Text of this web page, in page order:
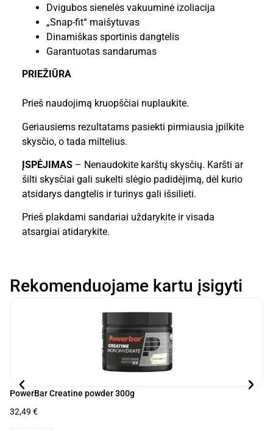
Dvigubos sienelės vakuuminė izoliacija
„Snap-fit“ maišytuvas
Dinamiškas sportinis dangtelis
Garantuotas sandarumas
PRIEŽIŪRA
Prieš naudojimą kruopščiai nuplaukite.
Geriausiems rezultatams pasiekti pirmiausia įpilkite
skysčio, o tada miltelius.
ĮSPĖJIMAS – Nenaudokite karštų skysčių. Karšti ar
šilti skysčiai gali sukelti slėgio padidėjimą, dėl kurio
atsidarys dangtelis ir turinys gali išsilieti.
Prieš plakdami sandariai uždarykite ir visada
atsargiai atidarykite.
Rekomenduojame kartu įsigyti
PowerBar Creatine powder 300g
32,49 €